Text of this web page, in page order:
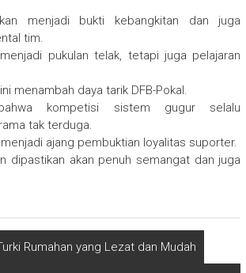
menjadi bukti kebangkitan dan juga
tim.
pukulan telak, tetapi juga pelajaran
menambah daya tarik DFB-Pokal.
kompetisi sistem gugur selalu
tak terduga.
ajang pembuktian loyalitas suporter.
dipastikan akan penuh semangat dan juga
Rumahan yang Lezat dan Mudah